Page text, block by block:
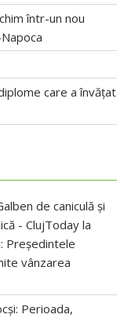
într-un nou
care a învățat
de caniculă și
- ClujToday la
Președintele
vânzarea
Perioada,